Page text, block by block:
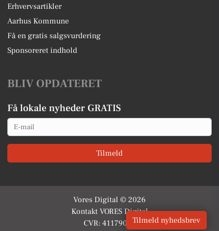
Erhvervsartikler
Aarhus Kommune
Få en gratis salgsvurdering
Sponsoreret indhold
BLIV OPDATERET
Få lokale nyheder GRATIS
Email
Tilmeld
Vores Digital © 2026
Kontakt VORES Digital
CVR: 41179082Tilmeld nyhedsbrev